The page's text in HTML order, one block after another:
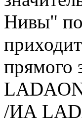
Нивы"
прямого
/ИА